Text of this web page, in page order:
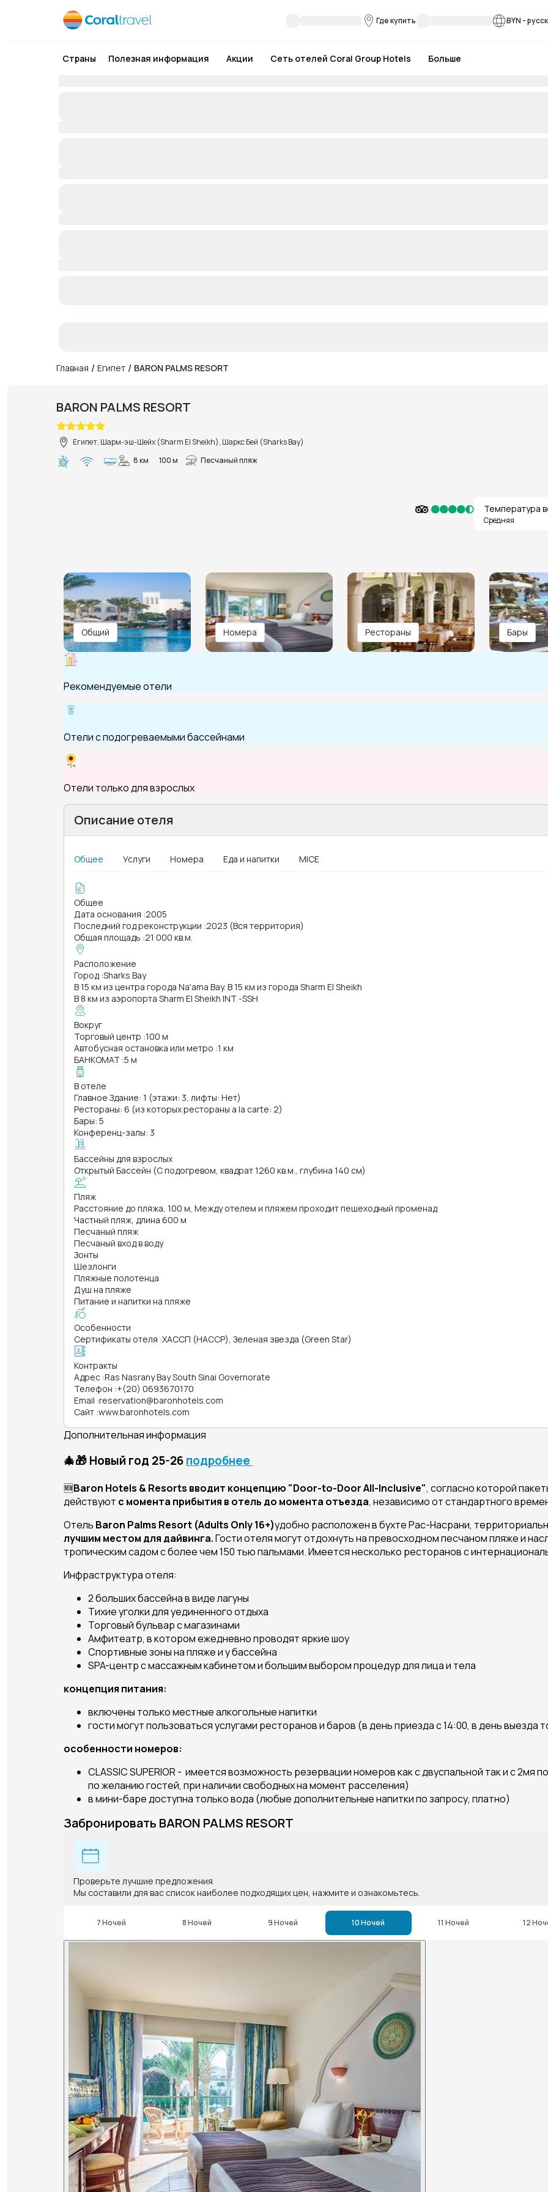
Где купить BYN -
Страны Полезная информация Акции Сеть отелей Coral Group Hotels Больше
Главная / Египет / BARON PALMS RESORT
BARON PALMS RESORT
Египет, Шарм-эш-Шейх (Sharm El Sheikh), Шаркс Бей (Sharks Bay)
8 км
100 м Песчаный пляж
Температура
Средняя
Общий Номера Рестораны Бары
Рекомендуемые отели
Отели с подогреваемыми бассейнами
Отели только для взрослых
Описание отеля
Общее Услуги Номера Еда и напитки MICE
Общее
Дата основания :2005
Последний год реконструкции :2023 (Вся территория)
Общая площадь :21 000 кв.м.
Расположение
Город :Sharks Bay
В 15 км из центра города Na'ama Bay. В 15 км из города Sharm El Sheikh
В 8 км из аэропорта Sharm El Sheikh INT -SSH
Вокруг
Торговый центр :100 м
Автобусная остановка или метро :1 км
БАНКОМАТ :5 м
В отеле
Главное Здание: 1 (этажи: 3, лифты: Нет)
Рестораны: 6 (из которых рестораны a la carte: 2)
Бары: 5
Конференц-залы: 3
Бассейны для взрослых
Открытый Бассейн (С подогревом, квадрат 1260 кв.м., глубина 140 см)
Пляж
Расстояние до пляжа, 100 м, Между отелем и пляжем проходит пешеходный променад
Частный пляж, длина 600 м
Песчаный пляж
Песчаный вход в воду
Зонты
Шезлонги
Пляжные полотенца
Душ на пляже
Питание и напитки на пляже
Особенности
Сертификаты отеля :ХАССП (HACCP), Зеленая звезда (Green Star)
Контракты
Адрес :Ras Nasrany Bay South Sinai Governorate
Телефон :+(20) 0693670170
Email :reservation@baronhotels.com
Сайт :www.baronhotels.com
Дополнительная информация
🎄🎁 Новый год 25-26подробнее
🆕Baron Hotels & Resorts вводит концепцию "Door-to-Door All-Inclusive", согласно которой
действуют с момента прибытия в отель до момента отъезда, независимо от стандартного
Отель Baron Palms Resort (Adults Only 16+)удобно расположен в бухте Рас-Насрани,
лучшим местом для дайвинга.Гости отеля могут отдохнуть на превосходном песчаном пляже и
тропическим садом с более чем 150 тью пальмами. Имеется несколько ресторанов с
Инфраструктура отеля:
2 больших бассейна в виде лагуны
Тихие уголки для уединенного отдыха
Торговый бульвар с магазинами
Амфитеатр, в котором ежедневно проводят яркие шоу
Спортивные зоны на пляже и у бассейна
SPA-центр с массажным кабинетом и большим выбором процедур для лица и тела
концепция питания:
включены только местные алкогольные напитки
гости могут пользоваться услугами ресторанов и баров (в день приезда с 14:00, в день выезда
особенности номеров:
CLASSIC SUPERIOR - имеется возможность резервации номеров как с двуспальной так и с 2мя
по желанию гостей, при наличии свободных на момент расселения)
в мини-баре доступна только вода (любые дополнительные напитки по запросу, платно)
Забронировать BARON PALMS RESORT
Проверьте лучшие предложения
Мы составили для вас список наиболее подходящих цен, нажмите и ознакомьтесь.
7 Ночей 8 Ночей 9 Ночей 10 Ночей 11 Ночей 12